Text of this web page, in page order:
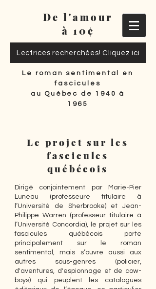
De l'amour
à 10¢
Lectrices recherchées! Cliquez ici
Le roman sentimental en
fascicules
au Québec de 1940 à
1965
Le projet sur les
fascicules
québécois
Dirigé conjointement par Marie-Pier
Luneau (professeure titulaire à
l’Université de Sherbrooke) et Jean-
Philippe Warren (professeur titulaire à
l’Université Concordia), le projet sur les
fascicules québécois porte
principalement sur le roman
sentimental, mais s’ouvre aussi aux
autres sous-genres (policier,
d'aventures, d'espionnage et de cow-
boys) qui peuplent les catalogues